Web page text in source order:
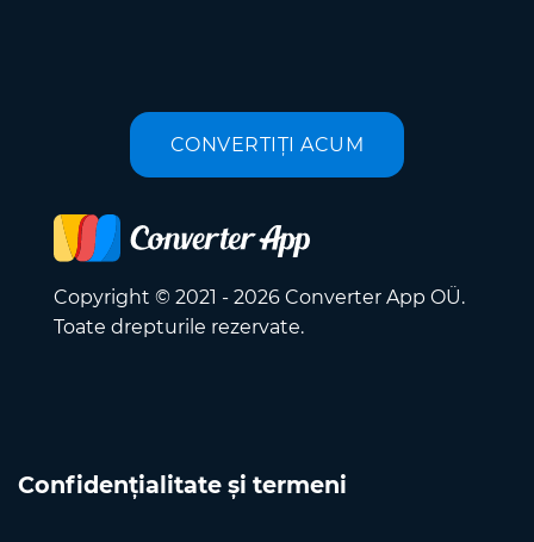
CONVERTIȚI ACUM
Copyright © 2021 - 2026 Converter App OÜ.
Toate drepturile rezervate.
Confidențialitate și termeni